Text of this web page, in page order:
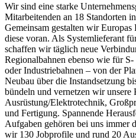
Wir sind eine starke
Mitarbeitenden an 18 Standorten
Gemeinsam gestalten wir
diese voran. Als Systemlieferant
schaffen wir täglich neue
Regionalbahnen ebenso wie für
oder Industriebahnen – von der
Neubau über die Instandsetzung
bündeln und vernetzen wir
Ausrüstung/​Elektrotechnik,
und Fertigung. Spannende
Aufgaben gehören bei uns immer
wir 130 Jobprofile und rund 20